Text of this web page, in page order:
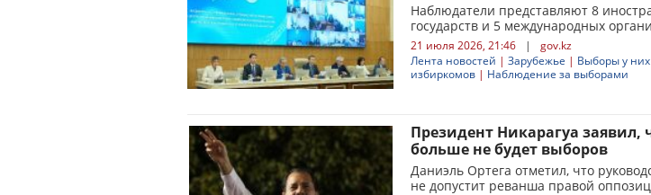
Наблюдатели представляют 8
государств и 5 международных
21 июля 2026, 21:46 |
gov.kz
Лента новостей | Зарубежье | Выборы у них
избиркомов | Наблюдение за выборами
Президент Никарагуа заявил,
больше не будет выборов
Даниэль Ортега отметил, что
не допустит реванша правой